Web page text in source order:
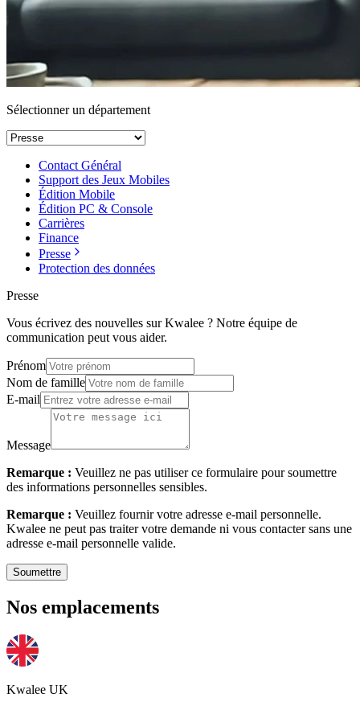
Sélectionner un département
Contact Général
Support des Jeux Mobiles
Édition Mobile
Édition PC & Console
Carrières
Finance
Presse
Protection des données
Presse
Vous écrivez des nouvelles sur Kwalee ? Notre équipe de
communication peut vous aider.
Prénom
Nom de famille
E-mail
Message
Remarque : Veuillez ne pas utiliser ce formulaire pour soumettre
des informations personnelles sensibles.
Remarque : Veuillez fournir votre adresse e-mail personnelle.
Kwalee ne peut pas traiter votre demande ni vous contacter sans une
adresse e-mail personnelle valide.
Soumettre
Nos emplacements
Kwalee UK